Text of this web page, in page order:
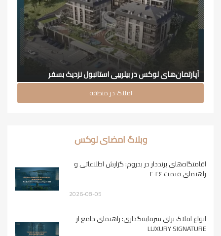
آپارتمان‌های لوکس در بیلربیی استانبول نزدیک بسفر
املاک در منطقه
وبلاگ امضای لوکس
اقامتگاه‌های برنددار در بدروم: گزارش اطلاعاتی و
راهنمای قیمت ۲۰۲۶
2026-08-05
انواع املاک برای سرمایه‌گذاری: راهنمای جامع از
LUXURY SIGNATURE